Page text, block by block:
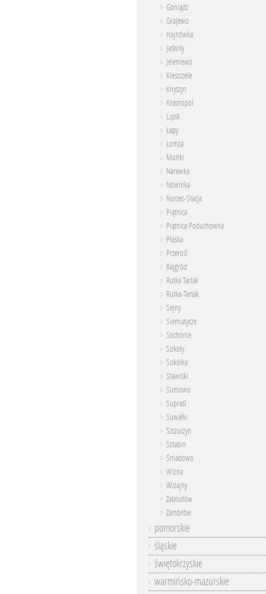
Goniądz
Grajewo
Hajnówka
Jaświły
Jeleniewo
Kleszczele
Knyszyn
Krasnopol
Lipsk
Łapy
Łomża
Mońki
Narewka
Nowinka
Nurzec-Stacja
Piątnica
Piątnica Poduchowna
Płaska
Przerośl
Rajgród
Rutka Tartak
Rutka-Tartak
Sejny
Siemiatycze
Sochonie
Sokoły
Sokółka
Stawiski
Sumowo
Supraśl
Suwałki
Szczuczyn
Sztabin
Śniadowo
Wizna
Wiżajny
Zabłudów
Zambrów
pomorskie
śląskie
świętokrzyskie
warmińsko-mazurskie